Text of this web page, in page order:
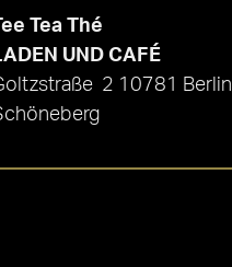
Tea Thé
UND CAFÉ
2 10781 Berlin